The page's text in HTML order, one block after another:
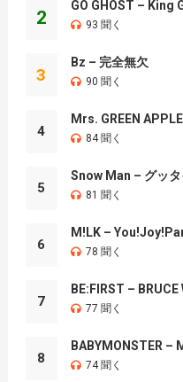
2
GO GHOST – King
93 聞く
3
Bz – 完全無欠
90 聞く
4
Mrs. GREEN
84 聞く
5
Snow Man – グッタ
81 聞く
6
M!LK –
78 聞く
7
BE:FIRST – BRUCE
77 聞く
8
BABYMONSTER –
74 聞く